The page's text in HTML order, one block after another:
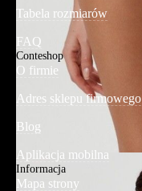
Tabela rozmiarów
FAQ
Conteshop
O firmie
Adres sklepu firmowego
Blog
Aplikacja mobilna
Informacja
Mapa strony